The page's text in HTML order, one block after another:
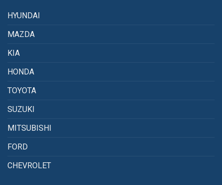
HYUNDAI
MAZDA
KIA
HONDA
TOYOTA
SUZUKI
MITSUBISHI
FORD
CHEVROLET